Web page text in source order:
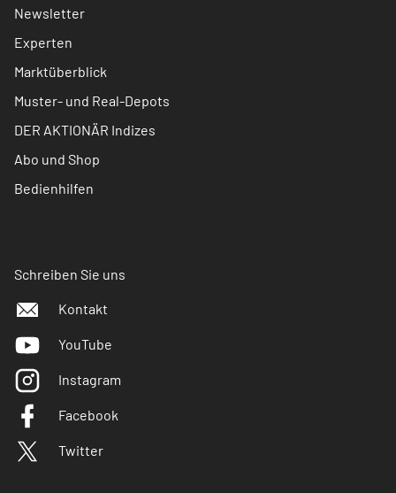
Newsletter
Experten
Marktüberblick
Muster- und Real-Depots
DER AKTIONÄR Indizes
Abo und Shop
Bedienhilfen
Schreiben Sie uns
Kontakt
YouTube
Instagram
Facebook
Twitter